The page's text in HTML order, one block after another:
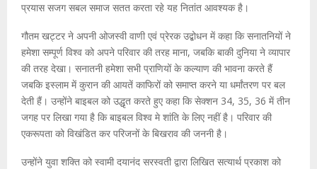
प्रयास सजग सबल समाज सतत करता रहे यह नितांत आवश्यक है।
गौतम खट्टर ने अपनी ओजस्वी वाणी एवं प्रेरक उद्बोधन में कहा कि सनातनियों ने
हमेशा सम्पूर्ण विश्व को अपने परिवार की तरह माना, जबकि बाकी दुनिया ने व्यापार
की तरह देखा। सनातनी हमेशा सभी प्राणियों के कल्याण की भावना करते हैं
जबकि इस्लाम में कुरान की आयतें काफिरों को समाप्त करने या धर्मांतरण पर बल
देती हैं। उन्होंने बाइबल को उद्धृत करते हुए कहा कि सेक्शन 34, 35, 36 में तीन
जगह पर लिखा गया है कि बाइबल विश्व मे शांति के लिए नहीं है। परिवार की
एकरूपता को विखंडित कर परिजनों के बिखराव की जननी है।
उन्होंने युवा शक्ति को स्वामी दयानंद सरस्वती द्वारा लिखित सत्यार्थ प्रकाश को